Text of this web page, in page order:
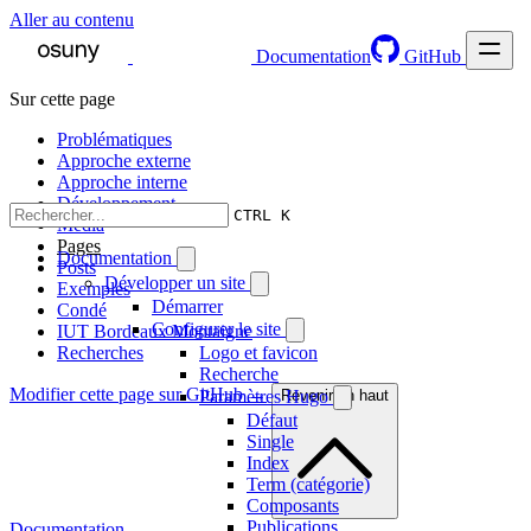
Aller au contenu
Documentation
GitHub
CTRL K
Documentation
Développer un site
Démarrer
Configurer le site
Logo et favicon
Recherche
Paramètres Hugo
Défaut
Single
Index
Term (catégorie)
Composants
Publications
Sur cette page
Problématiques
Approche externe
Approche interne
Développement
Media
Pages
Posts
Exemples
Condé
IUT Bordeaux Montaigne
Recherches
Modifier cette page sur GitHub → Revenir en haut